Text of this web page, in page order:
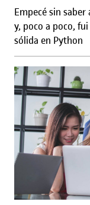
Empecé sin
y, poco a poco,
sólida en Python